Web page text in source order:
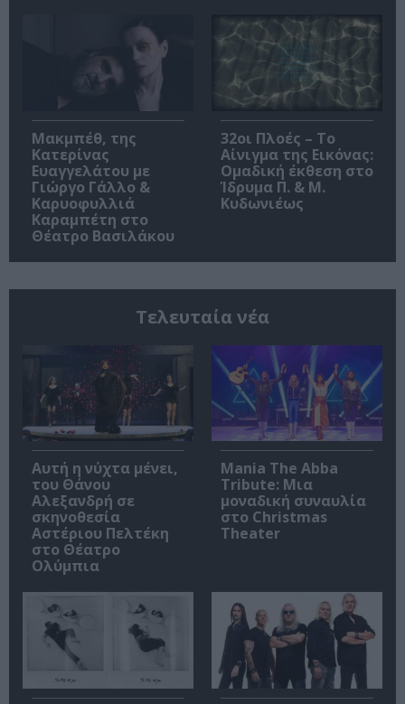
Μακμπέθ, της
Κατερίνας
Ευαγγελάτου με
Γιώργο Γάλλο &
Καρυοφυλλιά
Καραμπέτη στο
Θέατρο Βασιλάκου
32οι Πλοές – Το
Αίνιγμα της Εικόνας:
Ομαδική έκθεση στο
Ίδρυμα Π. & Μ.
Κυδωνιέως
Τελευταία νέα
Αυτή η νύχτα μένει,
του Θάνου
Αλεξανδρή σε
σκηνοθεσία
Αστέριου Πελτέκη
στο Θέατρο
Ολύμπια
Mania The Abba
Tribute: Μια
μοναδική συναυλία
στο Christmas
Theater